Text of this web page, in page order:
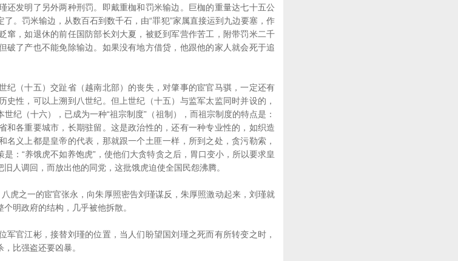
还发明了另外两种刑罚。即戴重枷和罚米输边。巨枷的重量达七十五公
。罚米输边，从数百石到数千石，由“罪犯”家属直接运到九边要塞，作
窜，如退休的前任国防部长刘大夏，被贬到军营作苦工，附带罚米二千
破了产也不能免除输边。如果没有地方借贷，他跟他的家人就会死于追
（十五）交趾省（越南北部）的丧失，对肇事的宦官马骐，一定还有
史性，可以上溯到八世纪。但上世纪（十五）与监军太监同时并设的，
纪（十六），已成为一种“祖宗制度”（祖制），而祖宗制度的特点是：
和各重要城市，长期驻留。这是政治性的，还有一种专业性的，如织造
名义上都是皇帝的代表，那就跟一个土匪一样，所到之处，贪污勒索，
：“养饿虎不如养饱虎”，使他们大贪特贪之后，胃口变小，所以要求皇
人调回，而放出他的同党，这批饿虎迫使全国民怨沸腾。
之一的宦官张永，向朱厚照密告刘瑾谋反，朱厚照激动起来，刘瑾就
明政府的结构，几乎被他拆散。
官江彬，接替刘瑾的位置，当人们盼望国刘瑾之死而有所转变之时，
比强盗还要凶暴。